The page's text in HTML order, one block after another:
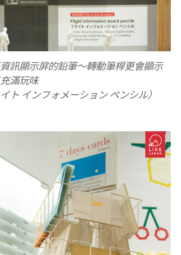
訊顯示屏的鉛筆～轉動筆桿更會顯示
滿玩味
ト インフォメーション ペンシル）